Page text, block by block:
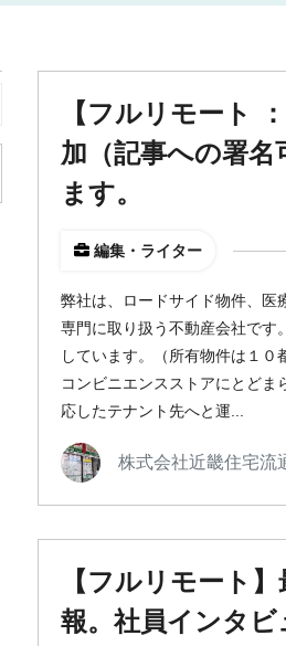
【フルリモート
加（記事への署
ます。
編集・ライター
弊社は、ロードサイド物件、医
専門に取り扱う不動産会社です
しています。（所有物件は１
コンビニエンスストアにとど
応したテナント先へと運...
株式会社近畿住宅流
【フルリモート
報。社員インタ